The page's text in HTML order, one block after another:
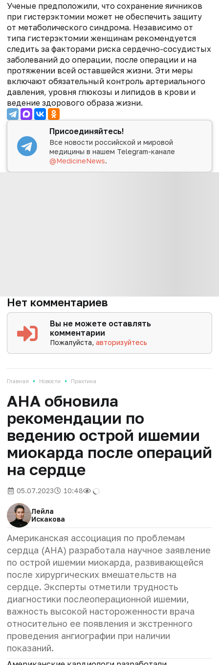
Ученые предположили, что сохранение яичников
при гистерэктомии может не обеспечить защиту
от метаболического синдрома. Независимо от
типа гистерэктомии женщинам рекомендуется
следить за факторами риска сердечно-сосудистых
заболеваний до операции, после операции и на
протяжении всей оставшейся жизни. Эти меры
включают обязательный контроль артериального
давления, уровня глюкозы и липидов в крови и
ведение здорового образа жизни.
Присоединяйтесь!
Все новости российской и мировой
медицины в нашем Telegram-канале
@MedicineNews.
Нет комментариев
Вы не можете оставлять
комментарии
Пожалуйста,авторизуйтесь
Главная • Новости • Практика
AHA обновила
рекомендации по
ведению острой ишемии
миокарда после операций
на сердце
05.07.2023 10:48
Лейла
Искакова
Американская ассоциация по проблемам
сердца (AHA) разработала научное заявление
по острой ишемии миокарда, развивающейся
после хирургических вмешательств на
сердце. Эксперты отметили трудность
диагностики послеоперационной ишемии,
важность высокой настороженности врача
относительно ее появления и экстренного
проведения ангиографии при наличии
показаний.